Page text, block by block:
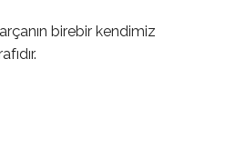
birebir kendimiz